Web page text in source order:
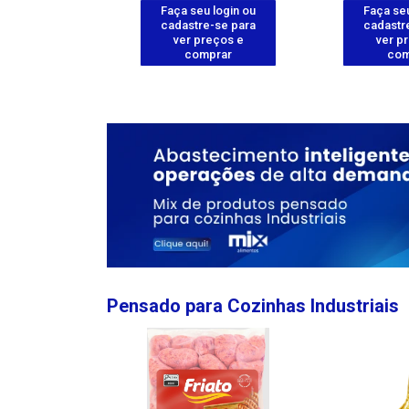
Faça seu login ou
cadastre-se para
ver preços e
comprar
Faça
ver
Pensado para Cozinhas Industriais